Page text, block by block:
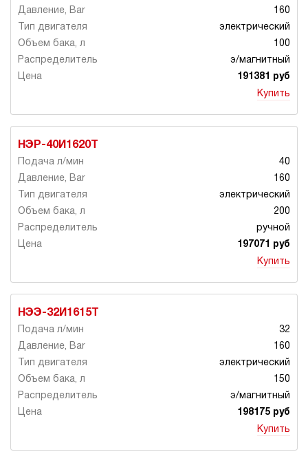
160
электрический
100
э/магнитный
191381 руб
Купить
НЭР-40И1620Т
40
160
электрический
200
ручной
197071 руб
Купить
НЭЭ-32И1615Т
32
160
электрический
150
э/магнитный
198175 руб
Купить